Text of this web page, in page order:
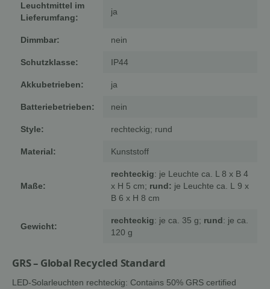
Leuchtmittel im
Lieferumfang:
ja
Dimmbar: nein
Schutzklasse: IP44
Akkubetrieben: ja
Batteriebetrieben: nein
Style: rechteckig; rund
Material: Kunststoff
Maße:
rechteckig: je Leuchte ca. L 8 x B 4
x H 5 cm; rund: je Leuchte ca. L 9 x
B 6 x H 8 cm
Gewicht:
rechteckig: je ca. 35 g; rund: je ca.
120 g
GRS – Global Recycled Standard
LED-Solarleuchten rechteckig: Contains 50% GRS certified